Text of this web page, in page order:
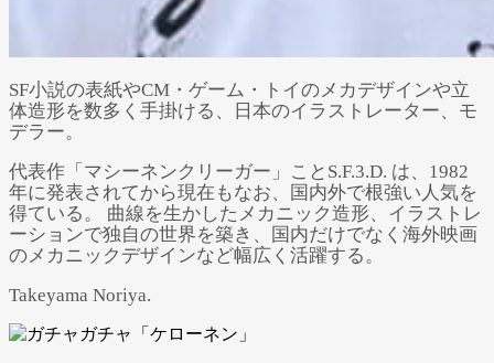
SF小説の表紙やCM・ゲーム・トイのメカデザインや立
体造形を数多く手掛ける、日本のイラストレーター、モ
デラー。
代表作「マシーネンクリーガー」ことS.F.3.D. は、1982
年に発表されてから現在もなお、国内外で根強い人気を
得ている。 曲線を生かしたメカニック造形、イラストレ
ーションで独自の世界を築き、国内だけでなく海外映画
のメカニックデザインなど幅広く活躍する。
Takeyama Noriya.